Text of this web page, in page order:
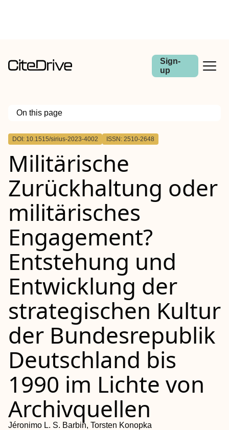
Sign-
up
On this page
Outline
DOI: 10.1515/sirius-2023-4002 ISSN: 2510-2648
Militärische
Zurückhaltung oder
militärisches
Engagement?
Entstehung und
Entwicklung der
strategischen Kultur
der Bundesrepublik
Deutschland bis
1990 im Lichte von
Archivquellen
Jéronimo L. S. Barbin, Torsten Konopka